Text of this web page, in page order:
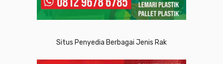
Situs Penyedia Berbagai Jenis Rak